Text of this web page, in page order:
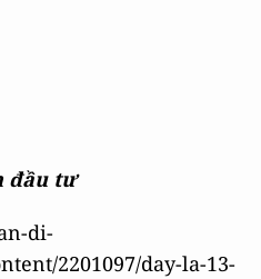
đầu tư
di-
2201097/day-la-13-